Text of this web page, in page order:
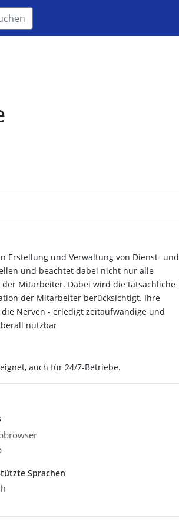
Erstellung und Verwaltung von Dienst- und
und beachtet dabei nicht nur alle
Mitarbeiter. Dabei wird die tatsächliche
der Mitarbeiter berücksichtigt. Ihre
Nerven - erledigt zeitaufwändige und
nutzbar
auch für 24/7-Betriebe.
Sprachen